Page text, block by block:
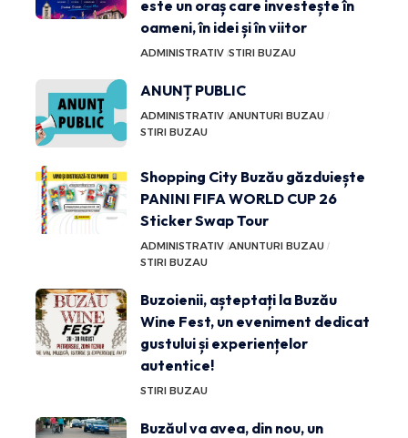
este un oraș care investește în
oameni, în idei și în viitor
ADMINISTRATIV STIRI BUZAU
ANUNȚ PUBLIC
ADMINISTRATIV ANUNTURI BUZAU
STIRI BUZAU
Shopping City Buzău găzduiește
PANINI FIFA WORLD CUP 26
Sticker Swap Tour
ADMINISTRATIV ANUNTURI BUZAU
STIRI BUZAU
Buzoienii, așteptați la Buzău
Wine Fest, un eveniment dedicat
gustului și experiențelor
autentice!
STIRI BUZAU
Buzăul va avea, din nou, un